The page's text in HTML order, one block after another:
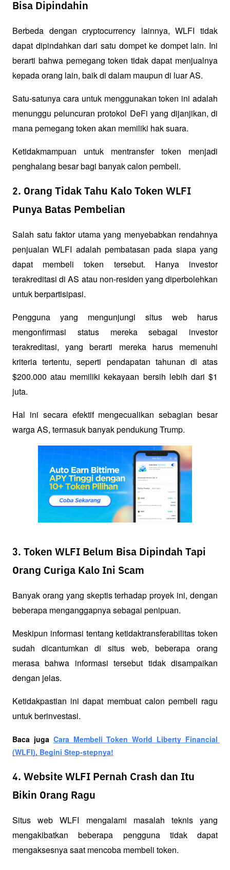
Bisa Dipindahin
Berbeda dengan cryptocurrency lainnya, WLFI tidak
dapat dipindahkan dari satu dompet ke dompet lain. Ini
berarti bahwa pemegang token tidak dapat menjualnya
kepada orang lain, baik di dalam maupun di luar AS.
Satu-satunya cara untuk menggunakan token ini adalah
menunggu peluncuran protokol DeFi yang dijanjikan, di
mana pemegang token akan memiliki hak suara.
Ketidakmampuan untuk mentransfer token menjadi
penghalang besar bagi banyak calon pembeli.
2. Orang Tidak Tahu Kalo Token WLFI
Punya Batas Pembelian
Salah satu faktor utama yang menyebabkan rendahnya
penjualan WLFI adalah pembatasan pada siapa yang
dapat membeli token tersebut. Hanya investor
terakreditasi di AS atau non-residen yang diperbolehkan
untuk berpartisipasi.
Pengguna yang mengunjungi situs web harus
mengonfirmasi status mereka sebagai investor
terakreditasi, yang berarti mereka harus memenuhi
kriteria tertentu, seperti pendapatan tahunan di atas
$200.000 atau memiliki kekayaan bersih lebih dari $1
juta.
Hal ini secara efektif mengecualikan sebagian besar
warga AS, termasuk banyak pendukung Trump.
3. Token WLFI Belum Bisa Dipindah Tapi
Orang Curiga Kalo Ini Scam
Banyak orang yang skeptis terhadap proyek ini, dengan
beberapa menganggapnya sebagai penipuan.
Meskipun informasi tentang ketidaktransferabilitas token
sudah dicantumkan di situs web, beberapa orang
merasa bahwa informasi tersebut tidak disampaikan
dengan jelas.
Ketidakpastian ini dapat membuat calon pembeli ragu
untuk berinvestasi.
Baca juga Cara Membeli Token World Liberty Financial
(WLFI), Begini Step-stepnya!
4. Website WLFI Pernah Crash dan Itu
Bikin Orang Ragu
Situs web WLFI mengalami masalah teknis yang
mengakibatkan beberapa pengguna tidak dapat
mengaksesnya saat mencoba membeli token.